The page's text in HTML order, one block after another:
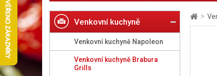
>
Venkovní kuchyně
Venkovní kuchyně Napoleon
Venkovní kuchyně Brabura
Grills